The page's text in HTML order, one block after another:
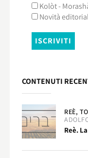
Kolòt -
Novità
CONTENUTI
REÈ,
Reè.